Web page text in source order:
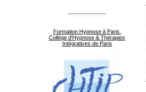
-------------------
Formation Hypnose à Paris.
Collège d'Hypnose & Thérapies
Intégratives de Paris